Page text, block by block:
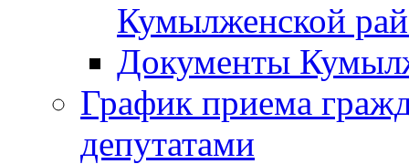
Кумылженской
Документы
График приема
депутатами